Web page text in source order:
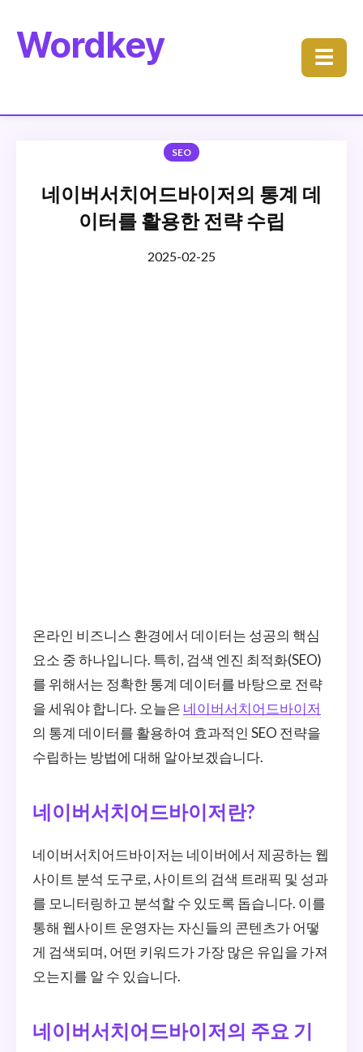
Wordkey ☰
SEO
네이버서치어드바이저의 통계 데
이터를 활용한 전략 수립
2025-02-25
온라인 비즈니스 환경에서 데이터는 성공의 핵심
요소 중 하나입니다. 특히, 검색 엔진 최적화(SEO)
를 위해서는 정확한 통계 데이터를 바탕으로 전략
을 세워야 합니다. 오늘은 네이버서치어드바이저
의 통계 데이터를 활용하여 효과적인 SEO 전략을
수립하는 방법에 대해 알아보겠습니다.
네이버서치어드바이저란?
네이버서치어드바이저는 네이버에서 제공하는 웹
사이트 분석 도구로, 사이트의 검색 트래픽 및 성과
를 모니터링하고 분석할 수 있도록 돕습니다. 이를
통해 웹사이트 운영자는 자신들의 콘텐츠가 어떻
게 검색되며, 어떤 키워드가 가장 많은 유입을 가져
오는지를 알 수 있습니다.
네이버서치어드바이저의 주요 기